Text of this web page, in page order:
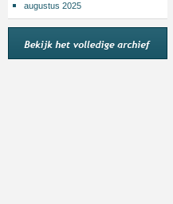
augustus 2025